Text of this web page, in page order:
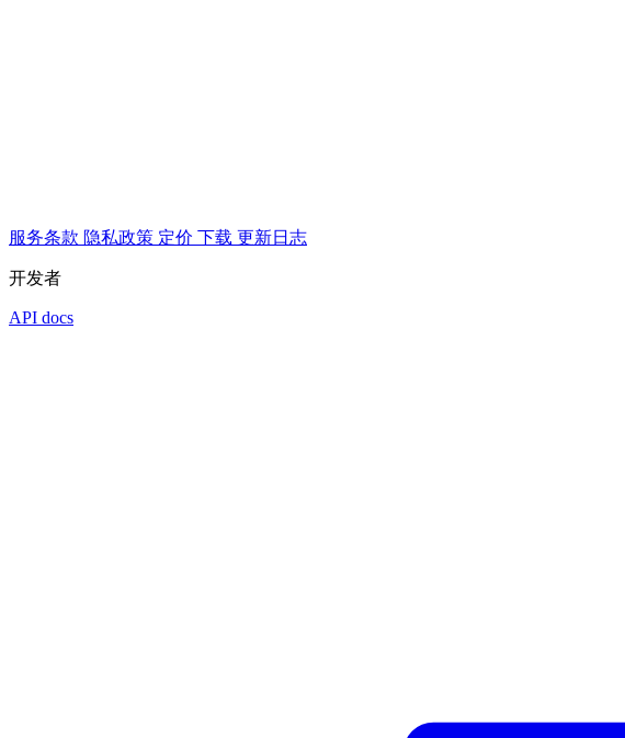
服务条款 隐私政策 定价 下载 更新日志
开发者
API docs